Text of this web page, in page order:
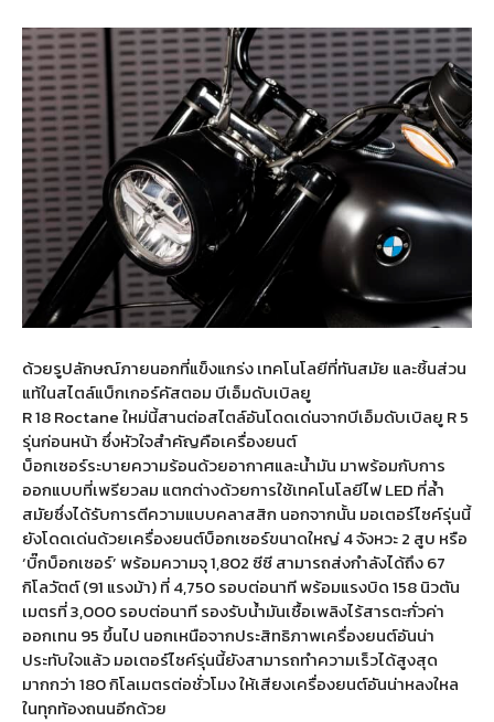
ด้วยรูปลักษณ์ภายนอกที่แข็งแกร่ง เทคโนโลยีที่ทันสมัย และชิ้นส่วน
แท้ในสไตล์แบ็กเกอร์คัสตอม บีเอ็มดับเบิลยู
R 18 Roctane ใหม่นี้สานต่อสไตล์อันโดดเด่นจากบีเอ็มดับเบิลยู R 5
รุ่นก่อนหน้า ซึ่งหัวใจสำคัญคือเครื่องยนต์
บ็อกเซอร์ระบายความร้อนด้วยอากาศและน้ำมัน มาพร้อมกับการ
ออกแบบที่เพรียวลม แตกต่างด้วยการใช้เทคโนโลยีไฟ LED ที่ล้ำ
สมัยซึ่งได้รับการตีความแบบคลาสสิก นอกจากนั้น มอเตอร์ไซค์รุ่นนี้
ยังโดดเด่นด้วยเครื่องยนต์บ็อกเซอร์ขนาดใหญ่ 4 จังหวะ 2 สูบ หรือ
‘บิ๊กบ็อกเซอร์’ พร้อมความจุ 1,802 ซีซี สามารถส่งกำลังได้ถึง 67
กิโลวัตต์ (91 แรงม้า) ที่ 4,750 รอบต่อนาที พร้อมแรงบิด 158 นิวตัน
เมตรที่ 3,000 รอบต่อนาที รองรับน้ำมันเชื้อเพลิงไร้สารตะกั่วค่า
ออกเทน 95 ขึ้นไป นอกเหนือจากประสิทธิภาพเครื่องยนต์อันน่า
ประทับใจแล้ว มอเตอร์ไซค์รุ่นนี้ยังสามารถทำความเร็วได้สูงสุด
มากกว่า 180 กิโลเมตรต่อชั่วโมง ให้เสียงเครื่องยนต์อันน่าหลงใหล
ในทุกท้องถนนอีกด้วย